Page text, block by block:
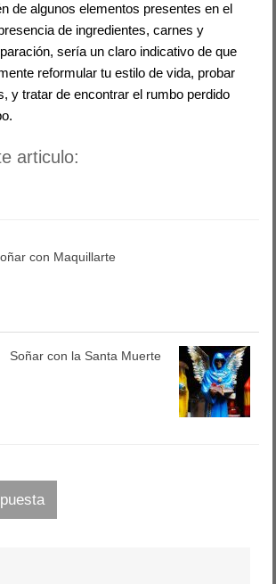
de algunos elementos presentes en el
de ingredientes, carnes y
sería un claro indicativo de que
reformular tu estilo de vida, probar
y tratar de encontrar el rumbo perdido
articulo:
con Maquillarte
Soñar con la Santa Muerte